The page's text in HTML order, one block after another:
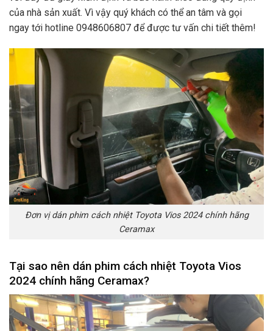
của nhà sản xuất. Vì vậy quý khách có thể an tâm và gọi
ngay tới hotline 0948606807 để được tư vấn chi tiết thêm!
Đơn vị dán phim cách nhiệt Toyota Vios 2024 chính hãng
Ceramax
Tại sao nên dán phim cách nhiệt Toyota Vios
2024 chính hãng Ceramax?